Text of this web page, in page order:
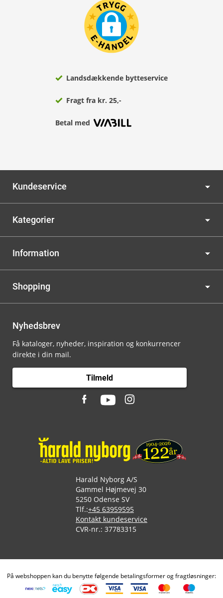
Landsdækkende bytteservice
Fragt fra kr. 25,-
Betal med
Kundeservice
Kategorier
Information
Shopping
Nyhedsbrev
Få kataloger, nyheder, inspiration og konkurrencer
direkte i din mail.
Tilmeld
Harald Nyborg A/S
Gammel Højmevej 30
5250 Odense SV
Tlf.:+45 63959595
Kontakt kundeservice
CVR-nr.: 37783315
På webshoppen kan du benytte følgende betalingsformer og fragtløsninger: